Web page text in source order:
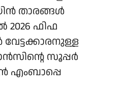
താരങ്ങള്‍
2026 ഫിഫ
സൂപ്പര്‍
എംബാപ്പെ